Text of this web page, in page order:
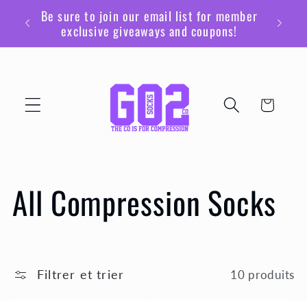
passer
contenu
Be sure to join our email list for member
exclusive giveaways and coupons!
Panier
C
l
All Compression Socks
Filtrer et trier 10 produits